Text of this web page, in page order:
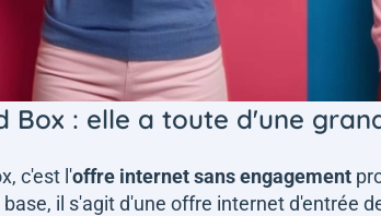
Box : elle a toute d'une
c'est l'offre internet sans engagement
base, il s'agit d'une offre internet d'entrée